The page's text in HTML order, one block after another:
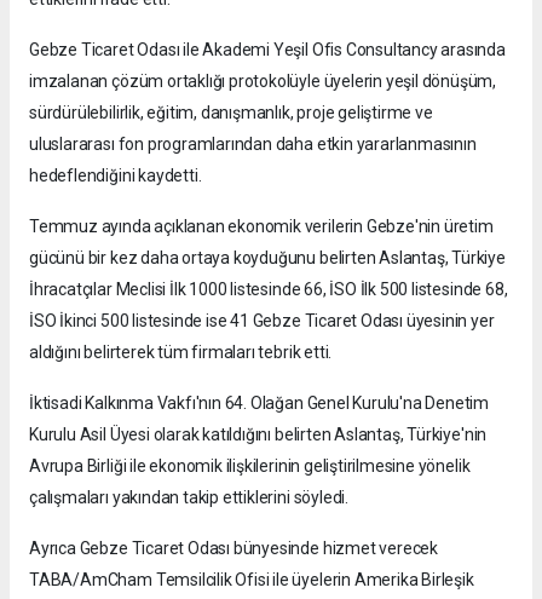
Gebze Ticaret Odası ile Akademi Yeşil Ofis Consultancy arasında
imzalanan çözüm ortaklığı protokolüyle üyelerin yeşil dönüşüm,
sürdürülebilirlik, eğitim, danışmanlık, proje geliştirme ve
uluslararası fon programlarından daha etkin yararlanmasının
hedeflendiğini kaydetti.
Temmuz ayında açıklanan ekonomik verilerin Gebze'nin üretim
gücünü bir kez daha ortaya koyduğunu belirten Aslantaş, Türkiye
İhracatçılar Meclisi İlk 1000 listesinde 66, İSO İlk 500 listesinde 68,
İSO İkinci 500 listesinde ise 41 Gebze Ticaret Odası üyesinin yer
aldığını belirterek tüm firmaları tebrik etti.
İktisadi Kalkınma Vakfı'nın 64. Olağan Genel Kurulu'na Denetim
Kurulu Asil Üyesi olarak katıldığını belirten Aslantaş, Türkiye'nin
Avrupa Birliği ile ekonomik ilişkilerinin geliştirilmesine yönelik
çalışmaları yakından takip ettiklerini söyledi.
Ayrıca Gebze Ticaret Odası bünyesinde hizmet verecek
TABA/AmCham Temsilcilik Ofisi ile üyelerin Amerika Birleşik